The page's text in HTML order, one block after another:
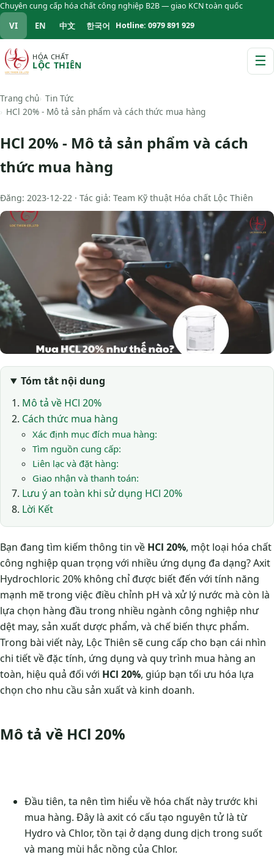
Chuyên cung cấp hóa chất công nghiệp B2B — giao KCN toàn quốc
VI EN 中文 한국어 Hotline: 0979 891 929
HÓA CHẤT
LỘC THIÊN ☰
Trang chủ Tin Tức
HCl 20% - Mô tả sản phẩm và cách thức mua hàng
HCl 20% - Mô tả sản phẩm và cách
thức mua hàng
Đăng: 2023-12-22 · Tác giả: Team Kỹ thuật Hóa chất Lộc Thiên
Tóm tắt nội dung
Mô tả về HCl 20%
Cách thức mua hàng
Xác định mục đích mua hàng:
Tìm nguồn cung cấp:
Liên lạc và đặt hàng:
Giao nhận và thanh toán:
Lưu ý an toàn khi sử dụng HCl 20%
Lời Kết
Bạn đang tìm kiếm thông tin về HCl 20%, một loại hóa chất
công nghiệp quan trọng với nhiều ứng dụng đa dạng? Axit
Hydrochloric 20% không chỉ được biết đến với tính năng
mạnh mẽ trong việc điều chỉnh pH và xử lý nước mà còn là
lựa chọn hàng đầu trong nhiều ngành công nghiệp như
dệt may, sản xuất dược phẩm, và chế biến thực phẩm.
Trong bài viết này, Lộc Thiên sẽ cung cấp cho bạn cái nhìn
chi tiết về đặc tính, ứng dụng và quy trình mua hàng an
toàn, hiệu quả đối với HCl 20%, giúp bạn tối ưu hóa lựa
chọn cho nhu cầu sản xuất và kinh doanh.
Mô tả về HCl 20%
Đầu tiên, ta nên tìm hiểu về hóa chất này trước khi
mua hàng. Đây là axit có cấu tạo nguyên tử là từ
Hydro và Chlor, tồn tại ở dạng dung dịch trong suốt
và mang mùi hắc nồng của Chlor.